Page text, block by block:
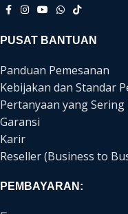
PUSAT BANTUAN
Panduan Pemesanan
Kebijakan dan Standar
Pertanyaan yang Sering
Garansi
Karir
Reseller (Business to
PEMBAYARAN: